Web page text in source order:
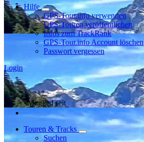
Hilfe
GPS-Tour.info verwenden
GPS-Touren veröffentlichen
Infos zum TrackRank
GPS-Tour.info Account löschen
Passwort vergessen
Login
Mitglied seit
Touren & Tracks
Suchen